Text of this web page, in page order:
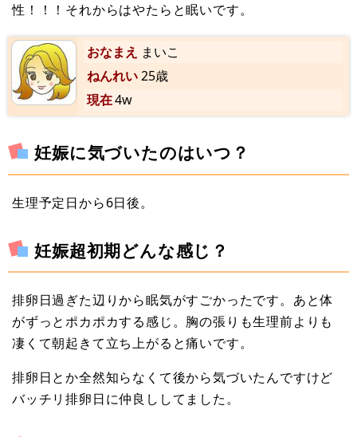
性！！！それからはやたらと眠いです。
おなまえ まいこ
ねんれい25歳
現在4w
妊娠に気づいたのはいつ？
生理予定日から6日後。
妊娠超初期どんな感じ？
排卵日過ぎた辺りから眠気がすごかったです。あと体
がずっとポカポカする感じ。胸の張りも生理前よりも
凄くて朝起きて立ち上がると痛いです。
排卵日とか全然知らなくて後から気づいたんですけど
バッチリ排卵日に仲良ししてました。